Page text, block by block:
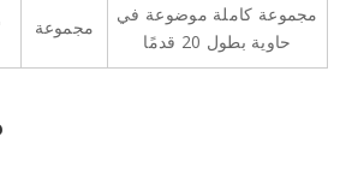
مجموعة
مجموعة كاملة موضوعة في
حاوية بطول 20 قدمًا